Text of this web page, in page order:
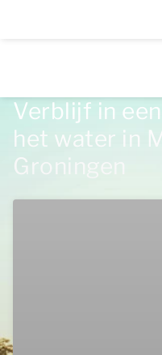
Verblijf in
het water in
Groningen